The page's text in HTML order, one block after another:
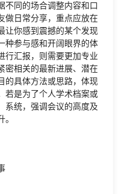
不同的场合调整内容和口
做日常分享，重点应放在
让你感到震撼的某个发现
种参与感和开阔眼界的体
行汇报，则需要更加专业
密相关的最新进展、潜在
的具体方法或思路，体现
若是为了个人学术档案或
系统，强调会议的高度及